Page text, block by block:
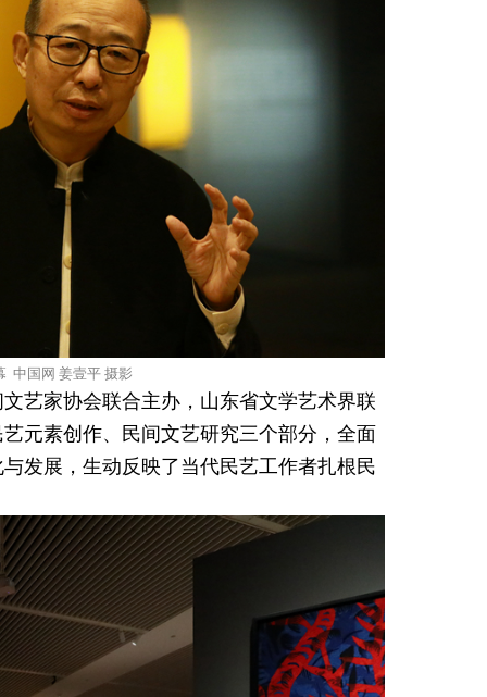
中国网 姜壹平 摄影
艺家协会联合主办，山东省文学艺术界联
元素创作、民间文艺研究三个部分，全面
发展，生动反映了当代民艺工作者扎根民